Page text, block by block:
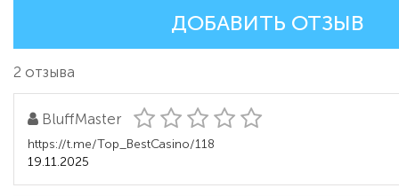
ДОБАВИТЬ ОТЗЫВ
2 отзыва
BluffMaster
https://t.me/Top_BestCasino/118
19.11.2025